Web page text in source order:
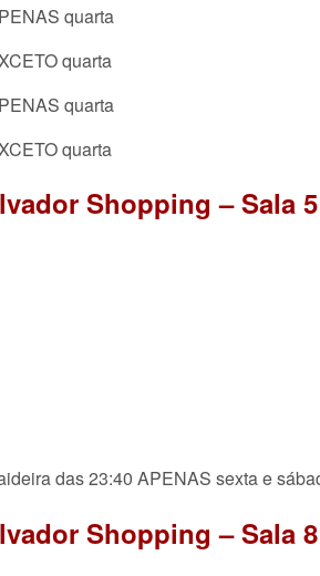
quarta
quarta
quarta
quarta
Shopping – Sala
das 23:40 APENAS sexta e
Shopping – Sala